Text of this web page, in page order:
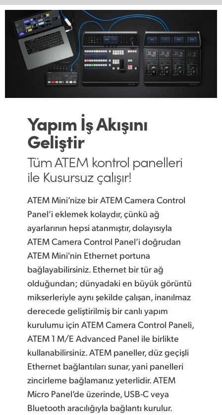
Yapım İş Akışını
Geliştir
Tüm ATEM kontrol panelleri
ile Kusursuz çalışır!
ATEM Mini’nize bir ATEM Camera Control
Panel’i eklemek kolaydır, çünkü ağ
ayarlarının hepsi atanmıştır, dolayısıyla
ATEM Camera Control Panel’i doğrudan
ATEM Mini'nin Ethernet portuna
bağlayabilirsiniz. Ethernet bir tür ağ
olduğundan; dünyadaki en büyük görüntü
mikserleriyle aynı şekilde çalışan, inanılmaz
derecede geliştirilmiş bir canlı yapım
kurulumu için ATEM Camera Control Paneli,
ATEM 1 M/E Advanced Panel ile birlikte
kullanabilirsiniz. ATEM paneller, düz geçişli
Ethernet bağlantıları sunar, yani panelleri
zincirleme bağlamanız yeterlidir. ATEM
Micro Panel’de üzerinde, USB-C veya
Bluetooth aracılığıyla bağlantı kurulur.